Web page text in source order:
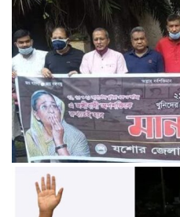
২১ আগস্ট গ্রেনেড হামলার খুনিদের
মানববন্ধন করেছে যশোর জেলা